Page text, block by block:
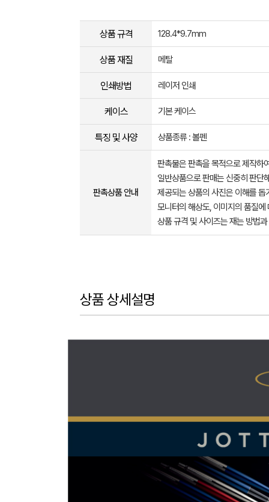
상품 규격 128.4*9.7mm
상품 재질 메탈
인쇄방법 레이저 인쇄
케이스 기본 케이스
특징 및 사양 상품종류 : 볼펜
판촉상품 안내
판촉물은 판촉을 목적으로 제작하
일반상품으로 판매는 신중히 판단
제공되는 상품의 사진은 이해를
모니터의 해상도, 이미지의 품질
상품 규격 및 사이즈는 재는 방법
상품 상세설명